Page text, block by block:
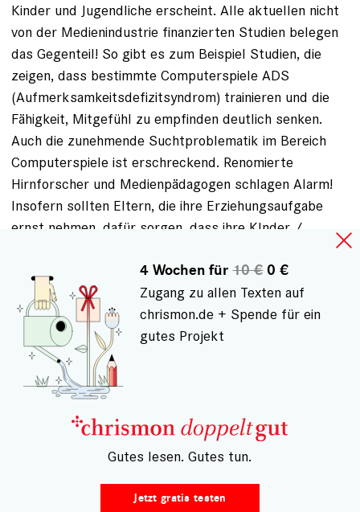
Kinder und Jugendliche erscheint. Alle aktuellen nicht
von der Medienindustrie finanzierten Studien belegen
das Gegenteil! So gibt es zum Beispiel Studien, die
zeigen, dass bestimmte Computerspiele ADS
(Aufmerksamkeitsdefizitsyndrom) trainieren und die
Fähigkeit, Mitgefühl zu empfinden deutlich senken.
Auch die zunehmende Suchtproblematik im Bereich
Computerspiele ist erschreckend. Renomierte
Hirnforscher und Medienpädagogen schlagen Alarm!
Insofern sollten Eltern, die ihre Erziehungsaufgabe
ernst nehmen, dafür sorgen, dass ihre KInder /
Computerspielen verbringen.
Dipl. Psychologin C. Bossemeyer
ANMELDEN, UM KOMMENTARE VERFASSEN ZU
KÖNNEN
Norbert Sternemann (nicht registriert)
Computerspiele - Gabe und Gift
4 Wochen für10 €0 €
Zugang zu allen Texten auf
chrismon.de + Spende für ein
gutes Projekt
– Gutes lesen. Gutes tun.
Jetzt gratis testen